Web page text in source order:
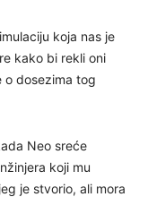
koja nas je
kako bi rekli oni
o dosezima tog
Neo sreće
koji mu
je stvorio, ali mora